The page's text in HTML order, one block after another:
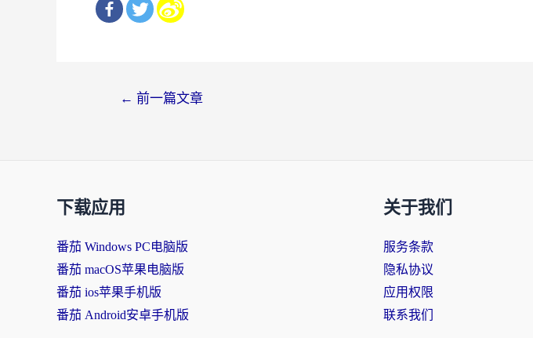
← 前一篇文章
下载应用
番茄 Windows PC电脑版
番茄 macOS苹果电脑版
番茄 ios苹果手机版
番茄 Android安卓手机版
关于我们
服务条款
隐私协议
应用权限
联系我们